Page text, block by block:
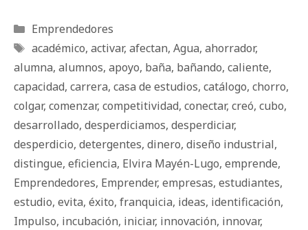
Categorías
Emprendedores
Etiquetas
académico, activar, afectan, Agua, ahorrador,
alumna, alumnos, apoyo, baña, bañando, caliente,
capacidad, carrera, casa de estudios, catálogo, chorro,
colgar, comenzar, competitividad, conectar, creó, cubo,
desarrollado, desperdiciamos, desperdiciar,
desperdicio, detergentes, dinero, diseño industrial,
distingue, eficiencia, Elvira Mayén-Lugo, emprende,
Emprendedores, Emprender, empresas, estudiantes,
estudio, evita, éxito, franquicia, ideas, identificación,
Impulso, incubación, iniciar, innovación, innovar,